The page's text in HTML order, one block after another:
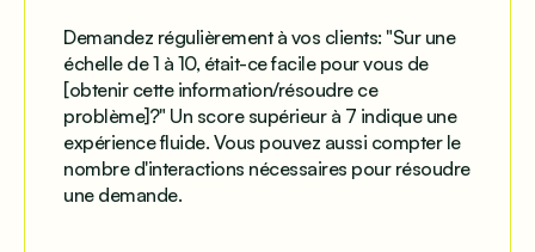
Demandez régulièrement à vos clients: "Sur une
échelle de 1 à 10, était-ce facile pour vous de
[obtenir cette information/résoudre ce
problème]?" Un score supérieur à 7 indique une
expérience fluide. Vous pouvez aussi compter le
nombre d'interactions nécessaires pour résoudre
une demande.